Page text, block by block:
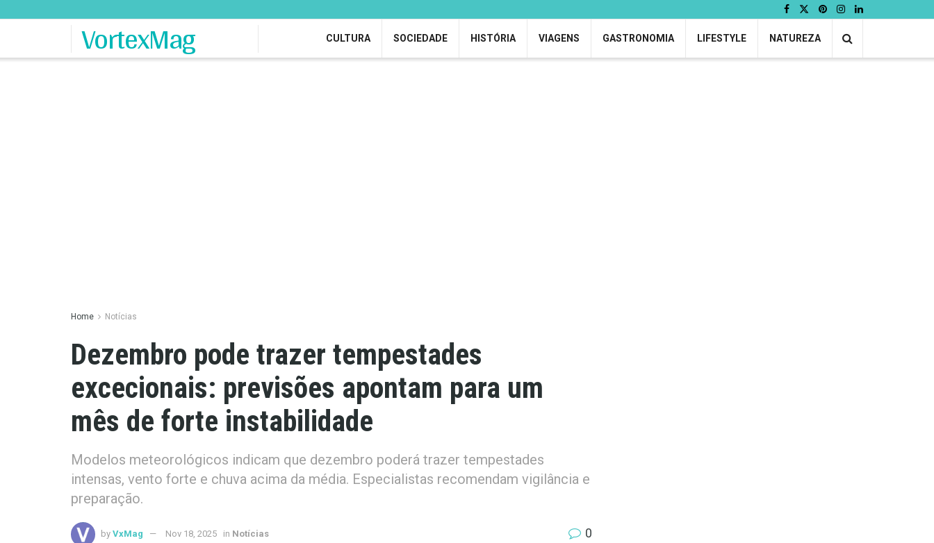
VortexMag CULTURA SOCIEDADE HISTÓRIA VIAGENS GASTRONOMIA LIFESTYLE NATUREZA
Home Notícias
Dezembro pode trazer tempestades
excecionais: previsões apontam para um
mês de forte instabilidade
Modelos meteorológicos indicam que dezembro poderá trazer tempestades
intensas, vento forte e chuva acima da média. Especialistas recomendam vigilância e
preparação.
by VxMag Nov 18, 2025 in Notícias 0